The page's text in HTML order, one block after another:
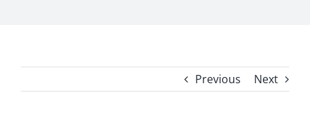
Previous Next